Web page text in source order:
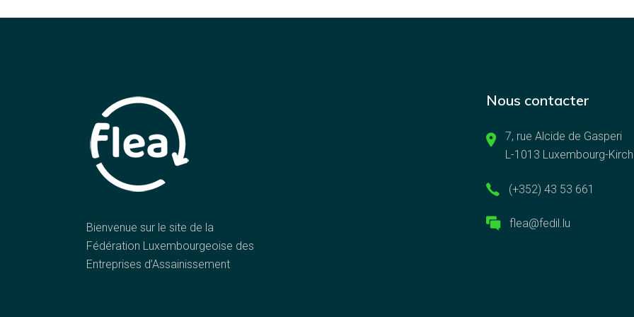
Bienvenue sur le site de la
Fédération Luxembourgeoise des
Entreprises d’Assainissement
Nous contacter
7, rue Alcide de Gasperi
L-1013 Luxembourg-
(+352) 43 53 661
flea@fedil.lu